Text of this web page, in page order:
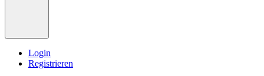
Login
Registrieren